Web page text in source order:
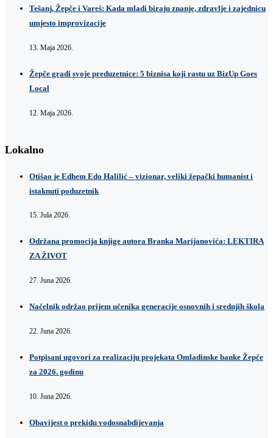
Tešanj, Žepče i Vareš: Kada mladi biraju znanje, zdravlje i zajednicu
umjesto improvizacije
13. Maja 2026.
Žepče gradi svoje preduzetnice: 5 biznisa koji rastu uz BizUp Goes
Local
12. Maja 2026.
Lokalno
Otišao je Edhem Edo Halilić – vizionar, veliki žepački humanist i
istaknuti poduzetnik
15. Jula 2026.
Održana promocija knjige autora Branka Marijanovića: LEKTIRA
ZA ŽIVOT
27. Juna 2026.
Načelnik održao prijem učenika generacije osnovnih i srednjih škola
22. Juna 2026.
Potpisani ugovori za realizaciju projekata Omladinske banke Žepče
za 2026. godinu
10. Juna 2026.
Obavijest o prekidu vodosnabdijevanja